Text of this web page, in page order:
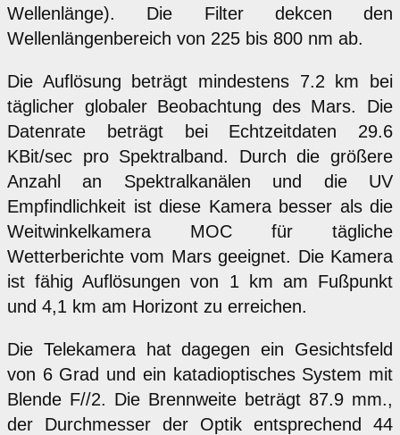
Wellenlänge). Die Filter dekcen den
Wellenlängenbereich von 225 bis 800 nm ab.
Die Auflösung beträgt mindestens 7.2 km bei
täglicher globaler Beobachtung des Mars. Die
Datenrate beträgt bei Echtzeitdaten 29.6
KBit/sec pro Spektralband. Durch die größere
Anzahl an Spektralkanälen und die UV
Empfindlichkeit ist diese Kamera besser als die
Weitwinkelkamera MOC für tägliche
Wetterberichte vom Mars geeignet. Die Kamera
ist fähig Auflösungen von 1 km am Fußpunkt
und 4,1 km am Horizont zu erreichen.
Die Telekamera hat dagegen ein Gesichtsfeld
von 6 Grad und ein katadioptisches System mit
Blende F//2. Die Brennweite beträgt 87.9 mm.,
der Durchmesser der Optik entsprechend 44